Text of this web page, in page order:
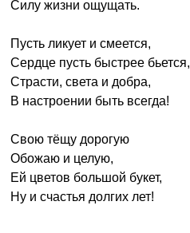
Силу жизни ощущать.
Пусть ликует и смеется,
Сердце пусть быстрее бьется,
Страсти, света и добра,
В настроении быть всегда!
Свою тёщу дорогую
Обожаю и целую,
Ей цветов большой букет,
Ну и счастья долгих лет!